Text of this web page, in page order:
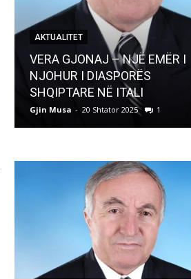
AKTUALITET
VERA GJONAJ – NJË EMËR I
NJOHUR I DIASPORËS
SHQIPTARE NË ITALI
Gjin Musa - 20 Shtator 2025 1